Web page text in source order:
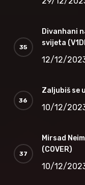
Divanhani
svijeta
12/12/
Zaljubiš se
10/12/
Mirsad
(COVER)
10/12/